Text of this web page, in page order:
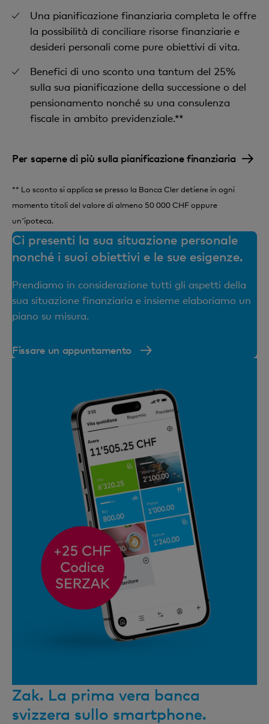
Una pianificazione finanziaria completa le offre
la possibilità di conciliare risorse finanziarie e
desideri personali come pure obiettivi di vita.
Benefici di uno sconto una tantum del 25%
sulla sua pianificazione della successione o del
pensionamento nonché su una consulenza
fiscale in ambito previdenziale.**
Per saperne di più sulla pianificazione finanziaria
** Lo sconto si applica se presso la Banca Cler detiene in ogni
momento titoli del valore di almeno 50 000 CHF oppure
un'ipoteca.
Ci presenti la sua situazione personale
nonché i suoi obiettivi e le sue esigenze.
Prendiamo in considerazione tutti gli aspetti della
sua situazione finanziaria e insieme elaboriamo un
piano su misura.
Fissare un appuntamento
Zak. La prima vera banca
svizzera sullo smartphone.